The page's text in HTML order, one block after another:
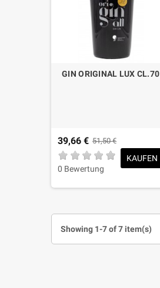
GIN ORIGINAL LUX CL.70
39,66 € 51,50 €
0 Bewertung
KAUFEN
Showing 1-7 of 7 item(s)